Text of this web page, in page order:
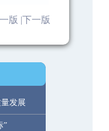
下一版
一版 |
发展
”